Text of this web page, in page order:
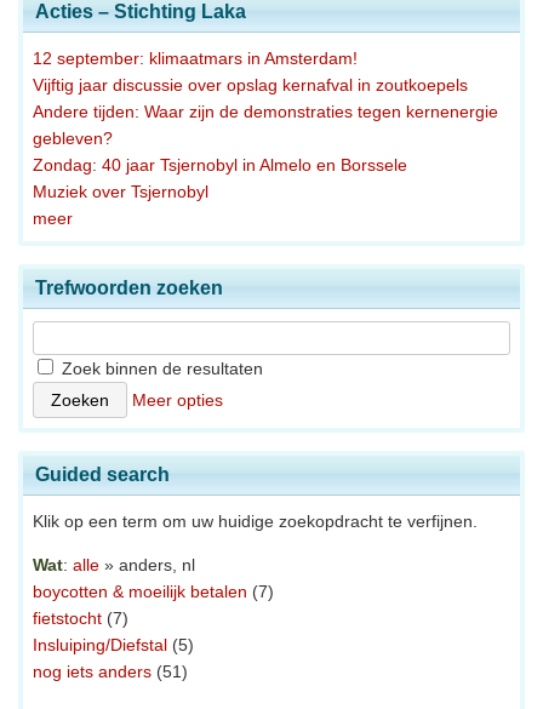
Acties – Stichting Laka
12 september: klimaatmars in Amsterdam!
Vijftig jaar discussie over opslag kernafval in zoutkoepels
Andere tijden: Waar zijn de demonstraties tegen kernenergie
gebleven?
Zondag: 40 jaar Tsjernobyl in Almelo en Borssele
Muziek over Tsjernobyl
meer
Trefwoorden zoeken
Zoek binnen de resultaten
Meer opties
Guided search
Klik op een term om uw huidige zoekopdracht te verfijnen.
Wat: alle » anders, nl
boycotten & moeilijk betalen (7)
fietstocht (7)
Insluiping/Diefstal (5)
nog iets anders (51)